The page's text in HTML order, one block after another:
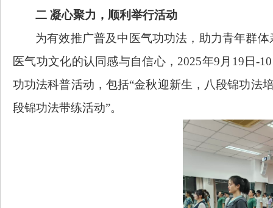
二 凝心聚力，顺利举行活动
为有效推广普及中医气功功法，助力青年群
医气功文化的认同感与自信心， 2025年9月19日-
功功法科普活动，包括“金秋迎新生，八段锦功法
段锦功法带练活动”。